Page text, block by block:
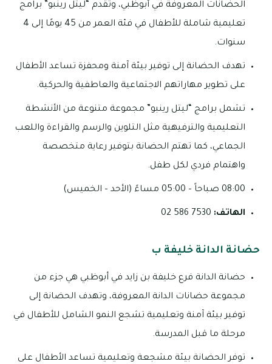
الحضانات المعروفة في أبوظبي، وتُقدم “ليتل رينبو” برامج
تعليمية شاملة للأطفال في فئة العمر من 45 يومًا إلى 4
سنوات.
تهدف الحضانة إلى توفير بيئة آمنة ومحفزة تساعد الأطفال
على تطوير مهاراتهم الاجتماعية والعاطفية والحركية.
تشمل برامج “ليتل رينبو” مجموعة متنوعة من الأنشطة
التعليمية والترفيهية مثل التلوين والرسم والقراءة واللعب
الجماعي، كما تهتم الحضانة بتوفير رعاية متخصصة
واهتمام فردي لكل طفل.
08:00 صباحاً – 05:00 مساءً (الأحد – الخميس)
الهاتف:
حضانة الدانة خليفة ب
حضانة الدانة فرع خليفة بن زايد في أبوظبي هي جزء من
مجموعة حضانات الدانة المعروفة، وتهدف الحضانة إلى
توفير بيئة آمنة وتعليمية تشجع النمو الشامل للأطفال في
مرحلة ما قبل المدرسة.
توفر الحضانة بيئة مشجعة وتعليمية تساعد الأطفال على